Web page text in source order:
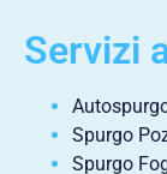
Servizi
Spurgo
Spurgo